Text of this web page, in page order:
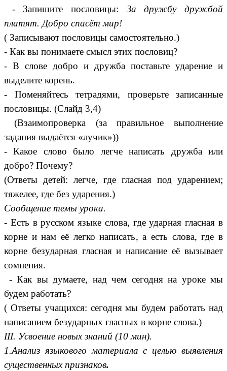
- Запишите пословицы: За дружбу дружбой
платят. Добро спасёт мир!
( Записывают пословицы самостоятельно.)
- Как вы понимаете смысл этих пословиц?
- В слове добро и дружба поставьте ударение и
выделите корень.
- Поменяйтесь тетрадями, проверьте записанные
пословицы. (Слайд 3,4)
(Взаимопроверка (за правильное выполнение
задания выдаётся «лучик»))
- Какое слово было легче написать дружба или
добро? Почему?
(Ответы детей: легче, где гласная под ударением;
тяжелее, где без ударения.)
Сообщение темы урока.
- Есть в русском языке слова, где ударная гласная в
корне и нам её легко написать, а есть слова, где в
корне безударная гласная и написание её вызывает
сомнения.
- Как вы думаете, над чем сегодня на уроке мы
будем работать?
( Ответы учащихся: сегодня мы будем работать над
написанием безударных гласных в корне слова.)
III. Усвоение новых знаний (10 мин).
1.Анализ языкового материала с целью выявления
существенных признаков.